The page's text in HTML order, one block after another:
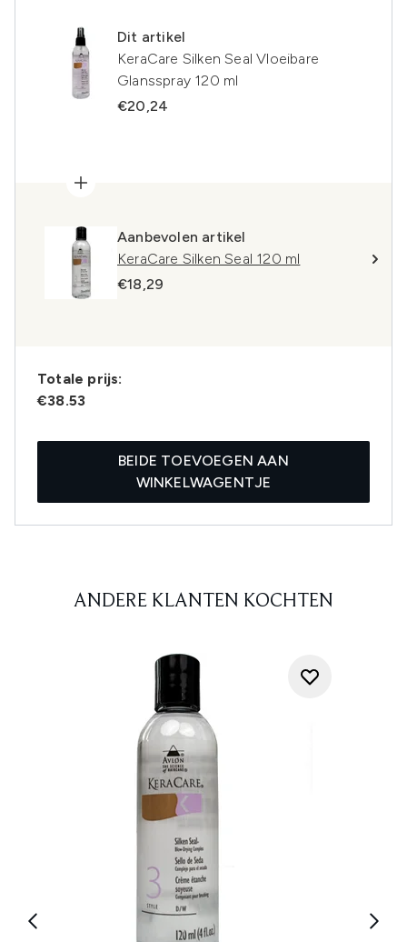
Dit artikel
KeraCare Silken Seal Vloeibare
Glansspray 120 ml
€20,24
Aanbevolen artikel
KeraCare Silken Seal 120 ml
€18,29
Totale prijs:
€38.53
BEIDE TOEVOEGEN AAN
WINKELWAGENTJE
ANDERE KLANTEN KOCHTEN